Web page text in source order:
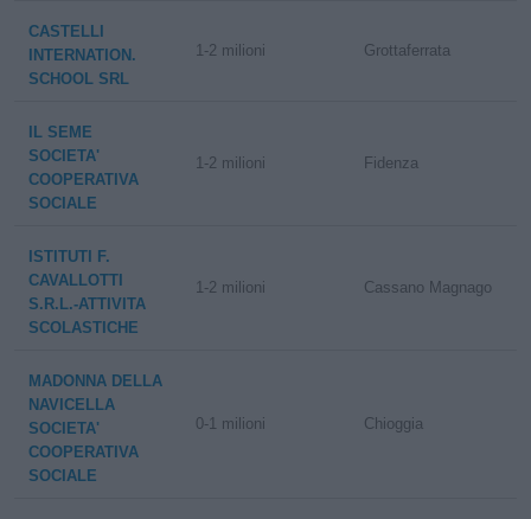
CASTELLI
INTERNATION.
SCHOOL SRL
1-2 milioni Grottaferrata
IL SEME
SOCIETA'
COOPERATIVA
SOCIALE
1-2 milioni Fidenza
ISTITUTI F.
CAVALLOTTI
S.R.L.-ATTIVITA
SCOLASTICHE
1-2 milioni Cassano Magnago
MADONNA DELLA
NAVICELLA
SOCIETA'
COOPERATIVA
SOCIALE
0-1 milioni Chioggia